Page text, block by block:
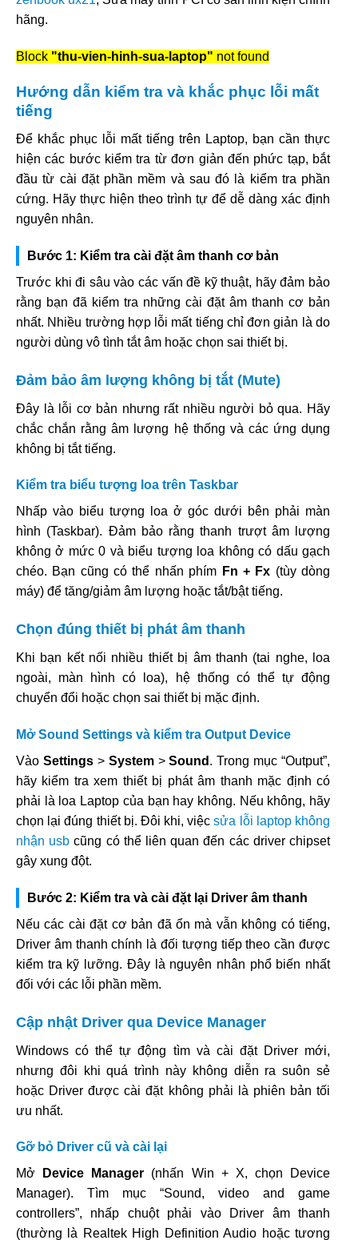
hãng.
Block "thu-vien-hinh-sua-laptop" not found
Hướng dẫn kiểm tra và khắc phục lỗi mất
tiếng
Để khắc phục lỗi mất tiếng trên Laptop, bạn cần thực
hiện các bước kiểm tra từ đơn giản đến phức tạp, bắt
đầu từ cài đặt phần mềm và sau đó là kiểm tra phần
cứng. Hãy thực hiện theo trình tự để dễ dàng xác định
nguyên nhân.
Bước 1: Kiểm tra cài đặt âm thanh cơ bản
Trước khi đi sâu vào các vấn đề kỹ thuật, hãy đảm bảo
rằng bạn đã kiểm tra những cài đặt âm thanh cơ bản
nhất. Nhiều trường hợp lỗi mất tiếng chỉ đơn giản là do
người dùng vô tình tắt âm hoặc chọn sai thiết bị.
Đảm bảo âm lượng không bị tắt (Mute)
Đây là lỗi cơ bản nhưng rất nhiều người bỏ qua. Hãy
chắc chắn rằng âm lượng hệ thống và các ứng dụng
không bị tắt tiếng.
Kiểm tra biểu tượng loa trên Taskbar
Nhấp vào biểu tượng loa ở góc dưới bên phải màn
hình (Taskbar). Đảm bảo rằng thanh trượt âm lượng
không ở mức 0 và biểu tượng loa không có dấu gạch
chéo. Bạn cũng có thể nhấn phím Fn + Fx (tùy dòng
máy) để tăng/giảm âm lượng hoặc tắt/bật tiếng.
Chọn đúng thiết bị phát âm thanh
Khi bạn kết nối nhiều thiết bị âm thanh (tai nghe, loa
ngoài, màn hình có loa), hệ thống có thể tự động
chuyển đổi hoặc chọn sai thiết bị mặc định.
Mở Sound Settings và kiểm tra Output Device
Vào Settings> System>Sound . Trong mục “Output”,
hãy kiểm tra xem thiết bị phát âm thanh mặc định có
phải là loa Laptop của bạn hay không. Nếu không, hãy
chọn lại đúng thiết bị. Đôi khi, việcsửa lỗi laptop không
nhận usb cũng có thể liên quan đến các driver chipset
gây xung đột.
Bước 2: Kiểm tra và cài đặt lại Driver âm thanh
Nếu các cài đặt cơ bản đã ổn mà vẫn không có tiếng,
Driver âm thanh chính là đối tượng tiếp theo cần được
kiểm tra kỹ lưỡng. Đây là nguyên nhân phổ biến nhất
đối với các lỗi phần mềm.
Cập nhật Driver qua Device Manager
Windows có thể tự động tìm và cài đặt Driver mới,
nhưng đôi khi quá trình này không diễn ra suôn sẻ
hoặc Driver được cài đặt không phải là phiên bản tối
ưu nhất.
Gỡ bỏ Driver cũ và cài lại
Mở
Device Manager (nhấn Win + X, chọn Device
Manager). Tìm mục “Sound, video and game
controllers”, nhấp chuột phải vào Driver âm thanh
(thường là Realtek High Definition Audio hoặc tương